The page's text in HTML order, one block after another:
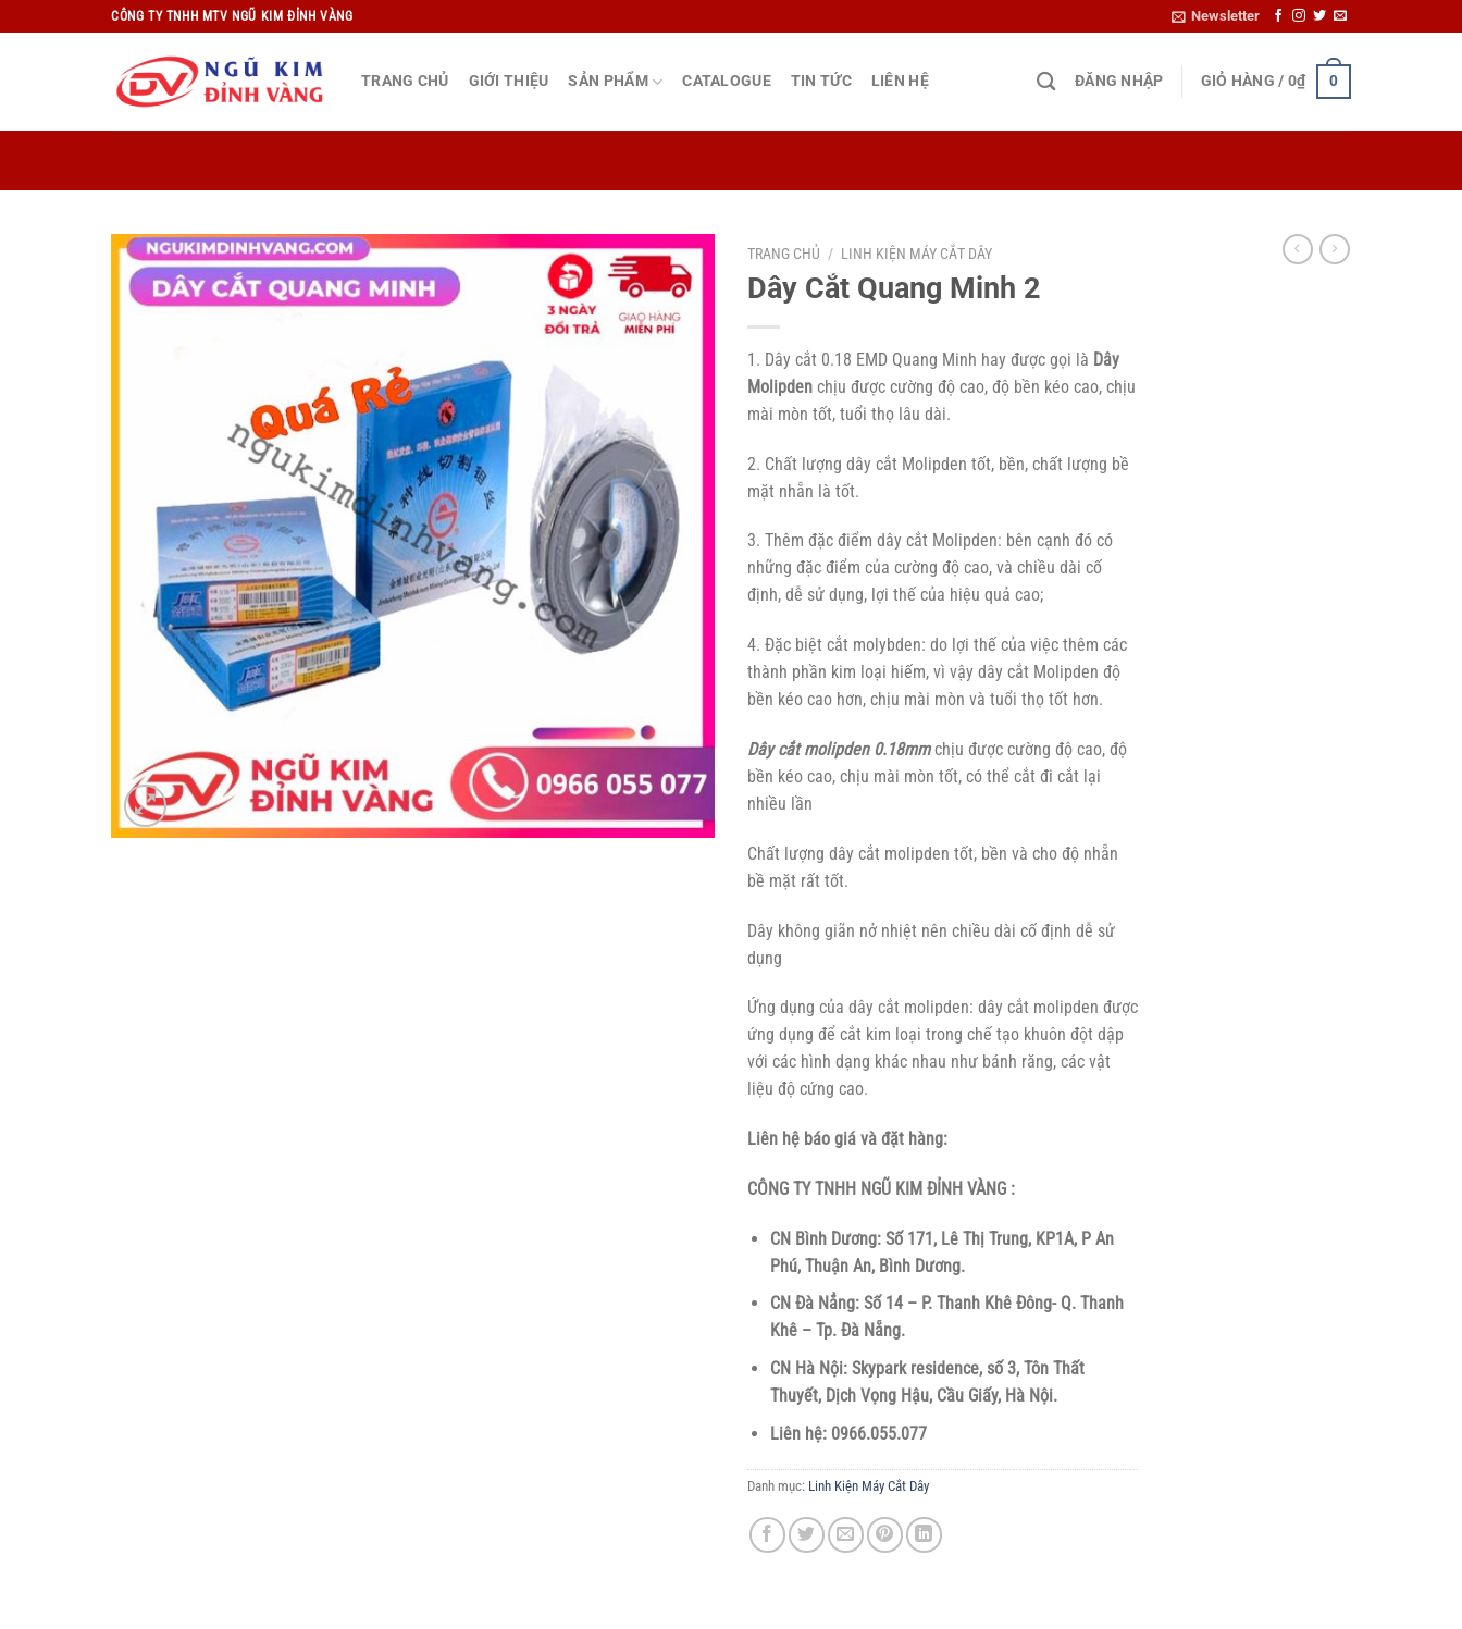
qua
CÔNG TY TNHH MTV NGŨ KIM ĐỈNH VÀNG Newsletter
TRANG CHỦ GIỚI THIỆU SẢN PHẨM CATALOGUE TIN TỨC LIÊN HỆ ĐĂNG NHẬP GIỎ HÀNG / 0₫ 0
TRANG CHỦ / LINH KIỆN MÁY CẮT DÂY
Dây Cắt Quang Minh 2
1. Dây cắt 0.18 EMD Quang Minh hay được gọi là Dây
Molipden chịu được cường độ cao, độ bền kéo cao, chịu
mài mòn tốt, tuổi thọ lâu dài.
2. Chất lượng dây cắt Molipden tốt, bền, chất lượng bề
mặt nhẵn là tốt.
3. Thêm đặc điểm dây cắt Molipden: bên cạnh đó có
những đặc điểm của cường độ cao, và chiều dài cố
định, dễ sử dụng, lợi thế của hiệu quả cao;
4. Đặc biệt cắt molybden: do lợi thế của việc thêm các
thành phần kim loại hiếm, vì vậy dây cắt Molipden độ
bền kéo cao hơn, chịu mài mòn và tuổi thọ tốt hơn.
Dây cắt molipden 0.18mmchịu được cường độ cao, độ
bền kéo cao, chịu mài mòn tốt, có thể cắt đi cắt lại
nhiều lần
Chất lượng dây cắt molipden tốt, bền và cho độ nhẵn
bề mặt rất tốt.
Dây không giãn nở nhiệt nên chiều dài cố định dễ sử
dụng
Ứng dụng của dây cắt molipden: dây cắt molipden được
ứng dụng để cắt kim loại trong chế tạo khuôn đột dập
với các hình dạng khác nhau như bánh răng, các vật
liệu độ cứng cao.
Liên hệ báo giá và đặt hàng:
CÔNG TY TNHH NGŨ KIM ĐỈNH VÀNG :
CN Bình Dương: Số 171, Lê Thị Trung, KP1A, P An
Phú, Thuận An, Bình Dương.
CN Đà Nẳng: Số 14 – P. Thanh Khê Đông- Q. Thanh
Khê – Tp. Đà Nẵng.
CN Hà Nội: Skypark residence, số 3, Tôn Thất
Thuyết, Dịch Vọng Hậu, Cầu Giấy, Hà Nội.
Liên hệ: 0966.055.077
Danh mục: Linh Kiện Máy Cắt Dây